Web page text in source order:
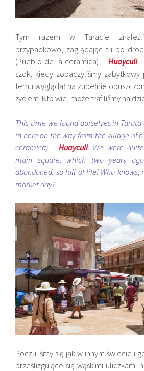
Tym razem w Taracie
przypadkowo, zaglądając tu po
(Pueblo de la ceramica) – Huayculi.
szok, kiedy zobaczyliśmy
temu wyglądał na zupełnie
życiem. Kto wie, może trafiliśmy na
This time we found ourselves in
in here on the way from the village of
ceramica) –Huayculi. We were
main square, which two years
abandoned, so full of life! Who knows,
market day?
Poczuliśmy się jak w innym świecie i
prześlizgujące się wąskimi uliczkami